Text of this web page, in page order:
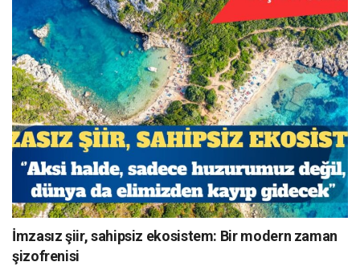
İmzasız şiir, sahipsiz ekosistem: Bir modern zaman
şizofrenisi